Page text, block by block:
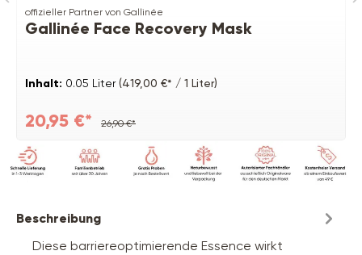
offizieller Partner von Gallinée
Gallinée Face Recovery Mask
Inhalt: 0.05 Liter(419,00 €* / 1 Liter)
20,95 €* 26,90 €*
Beschreibung
Diese barriereoptimierende Essence wirkt